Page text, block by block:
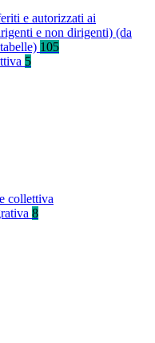
e autorizzati ai
e non dirigenti) (da
105
5
collettiva
8